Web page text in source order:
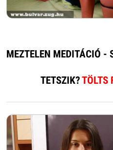
MEZTELEN MEDITÁCIÓ -
TETSZIK?TÖLTS